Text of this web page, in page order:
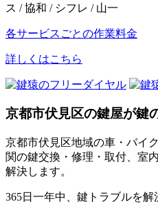
ス / 協和 / シフレ / 山一
各サービスごとの作業料金
詳しくはこちら
京都市伏見区の鍵屋が鍵
京都市伏見区地域の車・バイ
関の鍵交換・修理・取付、室
解決します。
365日一年中、鍵トラブルを解